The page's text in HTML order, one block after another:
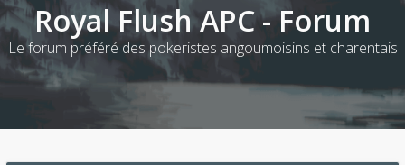
Royal Flush APC - Forum
Le forum préféré des pokeristes angoumoisins et charentais